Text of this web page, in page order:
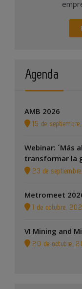
Agenda
AMB 2026
15 de
Webinar: ´Más
transformar la
23 de
Metromeet
1 de octubre,
VI Mining and
20 de octubre,